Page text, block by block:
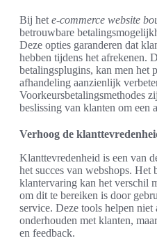
Bij het e-commerce website
betrouwbare
Deze opties garanderen dat
hebben tijdens het afrekenen.
betalingsplugins, kan men het
afhandeling aanzienlijk
Voorkeursbetalingsmethodes
beslissing van klanten om een
Verhoog de
Klanttevredenheid is een van
het succes van webshops. Het
klantervaring kan het verschil
om dit te bereiken is door
service. Deze tools helpen niet
onderhouden met klanten,
en feedback.